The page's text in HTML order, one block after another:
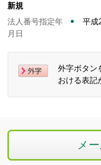
新規
法人番号指定年
月日
平成
外字ボタン
おける表記
メ